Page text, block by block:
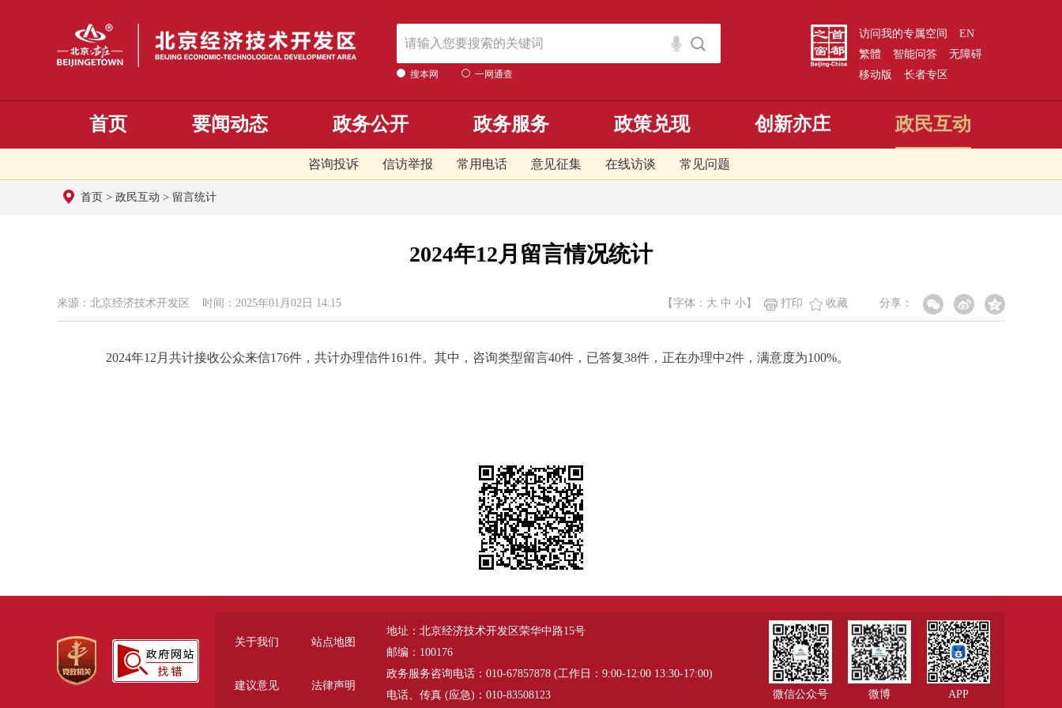
搜本网 一网通查
访问我的专属空间
EN
繁體
智能问答
无障碍
移动版
长者专区
首页 要闻动态 政务公开 政务服务 政策兑现 创新亦庄 政民互动
咨询投诉 信访举报 常用电话 意见征集 在线访谈 常见问题
首页 > 政民互动 > 留言统计
2024年12月留言情况统计
来源：北京经济技术开发区 时间：2025年01月02日 14:15 分享：
【字体： 大 中 小 】 打印 收藏
2024年12月共计接收公众来信176件，共计办理信件161件。其中，咨询类型留言40件，已答复38件，正在办理中2件，满意度为100%。
关于我们 站点地图
建议意见 法律声明
地址：北京经济技术开发区荣华中路15号
邮编：100176
政务服务咨询电话：010-67857878 (工作日：9:00-12:00 13:30-17:00)
电话、传真 (应急)：010-83508123
微信公众号 微博 APP